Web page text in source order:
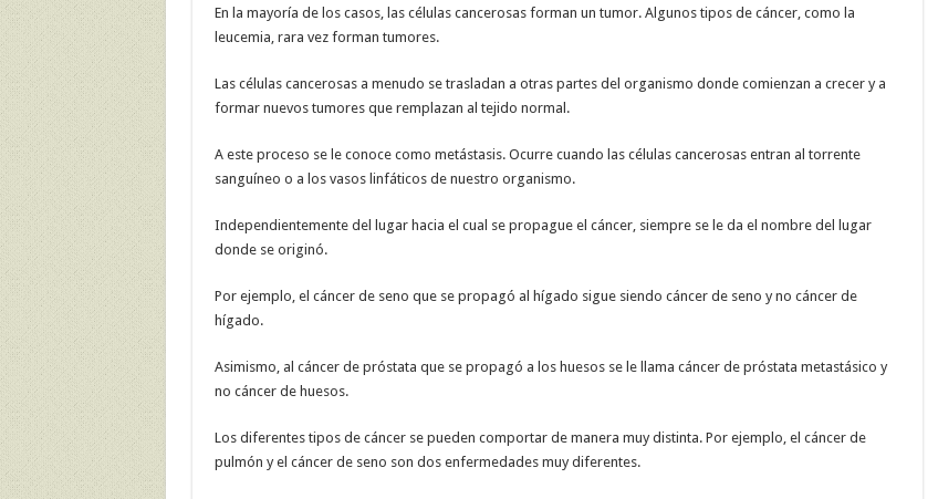
En la mayoría de los casos, las células cancerosas forman un tumor. Algunos tipos de cáncer, como la
leucemia, rara vez forman tumores.
Las células cancerosas a menudo se trasladan a otras partes del organismo donde comienzan a crecer y a
formar nuevos tumores que remplazan al tejido normal.
A este proceso se le conoce como metástasis. Ocurre cuando las células cancerosas entran al torrente
sanguíneo o a los vasos linfáticos de nuestro organismo.
Independientemente del lugar hacia el cual se propague el cáncer, siempre se le da el nombre del lugar
donde se originó.
Por ejemplo, el cáncer de seno que se propagó al hígado sigue siendo cáncer de seno y no cáncer de
hígado.
Asimismo, al cáncer de próstata que se propagó a los huesos se le llama cáncer de próstata metastásico y
no cáncer de huesos.
Los diferentes tipos de cáncer se pueden comportar de manera muy distinta. Por ejemplo, el cáncer de
pulmón y el cáncer de seno son dos enfermedades muy diferentes.